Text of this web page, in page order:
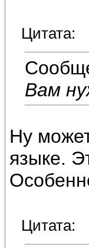
Цитата:
Вам
Ну
языке.
Цитата: